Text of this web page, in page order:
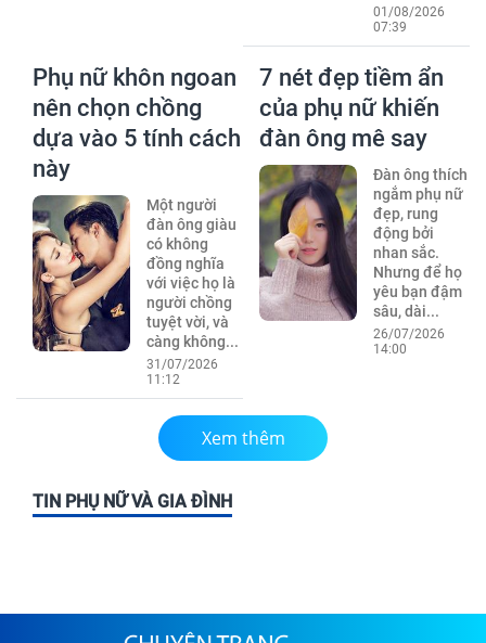
01/08/2026
07:39
Phụ nữ khôn ngoan
nên chọn chồng
dựa vào 5 tính cách
này
Một người
đàn ông giàu
có không
đồng nghĩa
với việc họ là
người chồng
tuyệt vời, và
càng không...
31/07/2026
11:12
7 nét đẹp tiềm ẩn
của phụ nữ khiến
đàn ông mê say
Đàn ông thích
ngắm phụ nữ
đẹp, rung
động bởi
nhan sắc.
Nhưng để họ
yêu bạn đậm
sâu, dài...
26/07/2026
14:00
Xem thêm
TIN PHỤ NỮ VÀ GIA ĐÌNH